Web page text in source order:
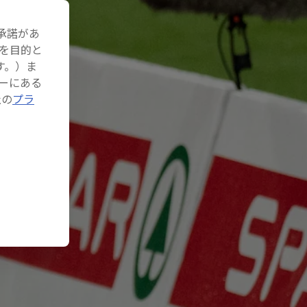
諾があ
目的と
）ま
にある
プラ